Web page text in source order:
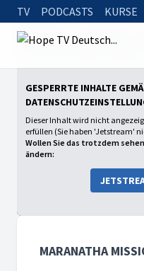
TV PODCASTS KURSE
Startseite
Generational Wealth
GESPERRTE INHALTE
Dieser Inhalt wird nicht
erfüllen (Sie haben 'Jetstream'
Wollen Sie das trotzdem
ändern:
MARANATHA